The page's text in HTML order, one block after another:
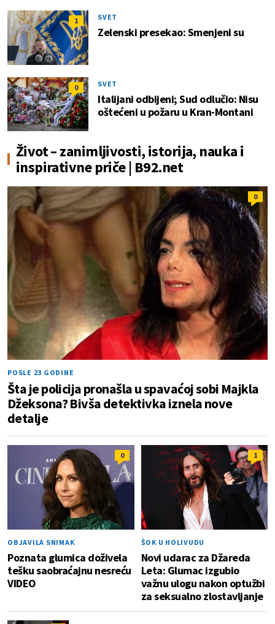
1 SVET
Zelenski presekao: Smenjeni su
0 SVET
Italijani odbijeni; Sud odlučio: Nisu
oštećeni u požaru u Kran-Montani
Život – zanimljivosti, istorija, nauka i
inspirativne priče | B92.net
0
POSLE 23 GODINE
Šta je policija pronašla u spavaćoj sobi Majkla
Džeksona? Bivša detektivka iznela nove
detalje
0
OBJAVILA SNIMAK
Poznata glumica doživela
tešku saobraćajnu nesreću
VIDEO
1
ŠOK U HOLIVUDU
Novi udarac za Džareda
Leta: Glumac izgubio
važnu ulogu nakon optužbi
za seksualno zlostavljanje